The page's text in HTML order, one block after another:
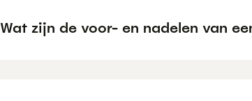
Wat zijn de voor- en nadelen van